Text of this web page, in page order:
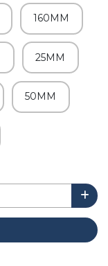
160MM
25MM
50MM